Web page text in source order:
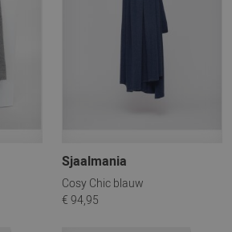
Sjaalmania
Cosy Chic blauw
€ 94,95